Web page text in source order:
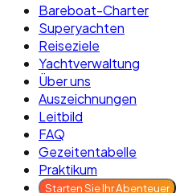
Bareboat-Charter
Superyachten
Reiseziele
Yachtverwaltung
Über uns
Auszeichnungen
Leitbild
FAQ
Gezeitentabelle
Praktikum
Starten Sie Ihr Abenteuer